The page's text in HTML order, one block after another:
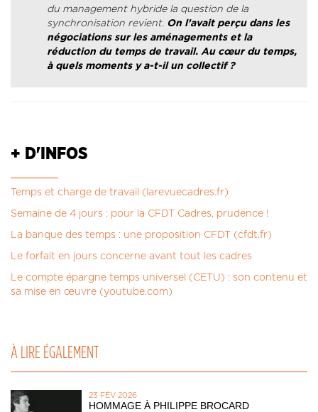
du management hybride la question de la
synchronisation revient. On l’avait perçu dans les
négociations sur les aménagements et la
réduction du temps de travail. Au cœur du temps,
à quels moments y a-t-il un collectif ?
+ D'INFOS
Temps et charge de travail (larevuecadres.fr)
Semaine de 4 jours : pour la CFDT Cadres, prudence !
La banque des temps : une proposition CFDT (cfdt.fr)
Le forfait en jours concerne avant tout les cadres
Le compte épargne temps universel (CETU) : son contenu et
sa mise en œuvre (youtube.com)
À LIRE ÉGALEMENT
23 FÉV 2026
HOMMAGE À PHILIPPE BROCARD